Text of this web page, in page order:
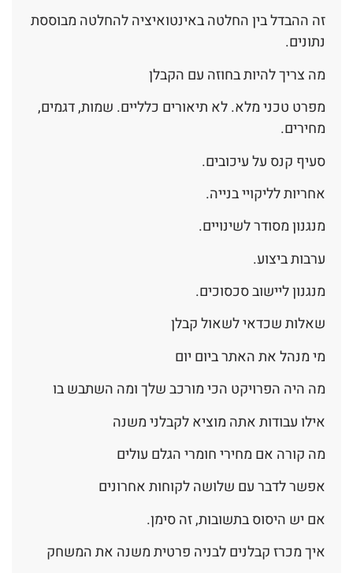
זה ההבדל בין החלטה באינטואיציה להחלטה מבוססת
נתונים.
מה צריך להיות בחוזה עם הקבלן
מפרט טכני מלא. לא תיאורים כלליים. שמות, דגמים,
מחירים.
סעיף קנס על עיכובים.
אחריות לליקויי בנייה.
מנגנון מסודר לשינויים.
ערבות ביצוע.
מנגנון ליישוב סכסוכים.
שאלות שכדאי לשאול קבלן
מי מנהל את האתר ביום יום
מה היה הפרויקט הכי מורכב שלך ומה השתבש בו
אילו עבודות אתה מוציא לקבלני משנה
מה קורה אם מחירי חומרי הגלם עולים
אפשר לדבר עם שלושה לקוחות אחרונים
אם יש היסוס בתשובות, זה סימן.
איך מכרז קבלנים לבניה פרטית משנה את המשחק